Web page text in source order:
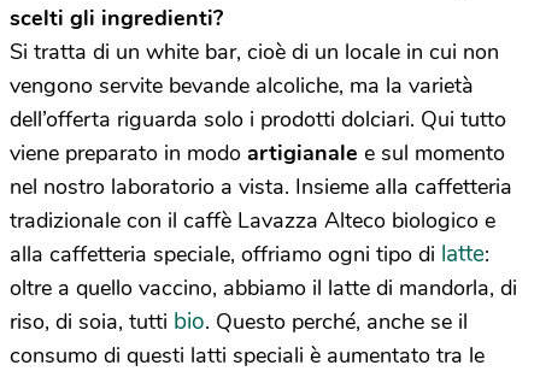
scelti gli ingredienti?
Si tratta di un white bar, cioè di un locale in cui non
vengono servite bevande alcoliche, ma la varietà
dell’offerta riguarda solo i prodotti dolciari. Qui tutto
viene preparato in modo artigianale e sul momento
nel nostro laboratorio a vista. Insieme alla caffetteria
tradizionale con il caffè Lavazza Alteco biologico e
alla caffetteria speciale, offriamo ogni tipo di latte:
oltre a quello vaccino, abbiamo il latte di mandorla, di
riso, di soia, tutti bio. Questo perché, anche se il
consumo di questi latti speciali è aumentato tra le